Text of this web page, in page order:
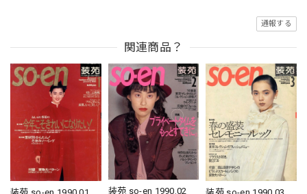
通報する
関連商品？
装苑 so-en 1990.02